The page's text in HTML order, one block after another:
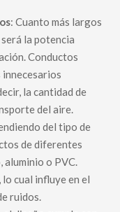
: Cuanto más largos
la potencia
Conductos
la cantidad de
del aire.
del tipo de
de diferentes
aluminio o PVC.
lo cual influye en el
ruidos.